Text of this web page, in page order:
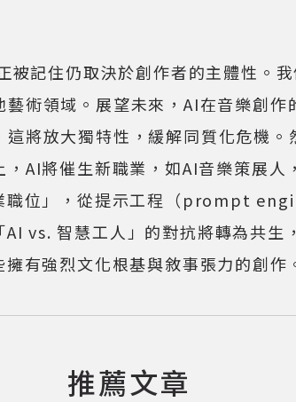
住仍取決於創作者的主體性。我
術領域。展望未來，AI在音樂創
將放大獨特性，緩解同質化危機
AI將催生新職業，如AI音樂策展
職位」，從提示工程（prompt
vs. 智慧工人」的對抗將轉為共生
有強烈文化根基與敘事張力的創作
推薦文章